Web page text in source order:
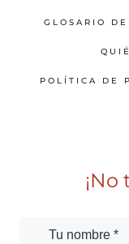
GLOSARIO
POLÍTICA DE
Tu nombre *